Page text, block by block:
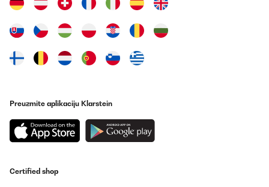
Preuzmite aplikaciju Klarstein
Certified shop